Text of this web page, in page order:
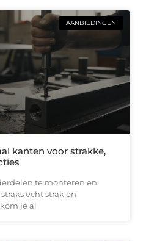
AANBIEDINGEN
kanten voor strakke,
te monteren en
echt strak en
je al